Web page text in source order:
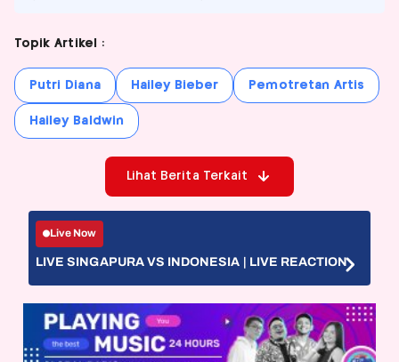
Topik Artikel :
Putri Diana Hailey Bieber Pemotretan Artis
Hailey Baldwin
Lihat Berita Terkait
Live Now
LIVE SINGAPURA VS INDONESIA | LIVE REACTION